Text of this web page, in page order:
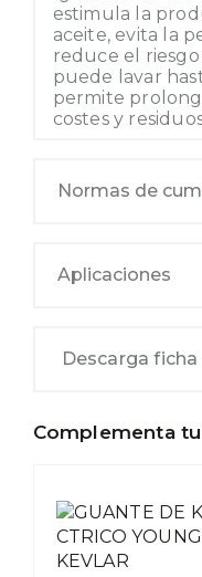
estimula la
aceite, evita la
reduce el
puede lavar
permite
costes y
Normas de
Aplicaciones
Descarga
Complementa